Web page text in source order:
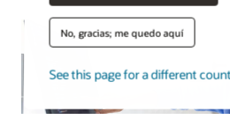
No, gracias; me quedo aquí
See this page for a different